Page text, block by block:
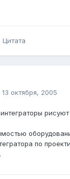
Цитата
13 октября, 2005
рисуют
по